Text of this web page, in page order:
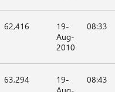
62,416
19-
Aug-
2010
08:33
63,294
19-
Aug-
08:43